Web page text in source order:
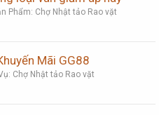
Phẩm: Chợ Nhật tảo Rao vặt
Mãi GG88
Chợ Nhật tảo Rao vặt